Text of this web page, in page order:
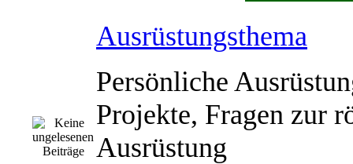
Ausrüstungsthema
Persönliche
Projekte, Fragen zur
Ausrüstung